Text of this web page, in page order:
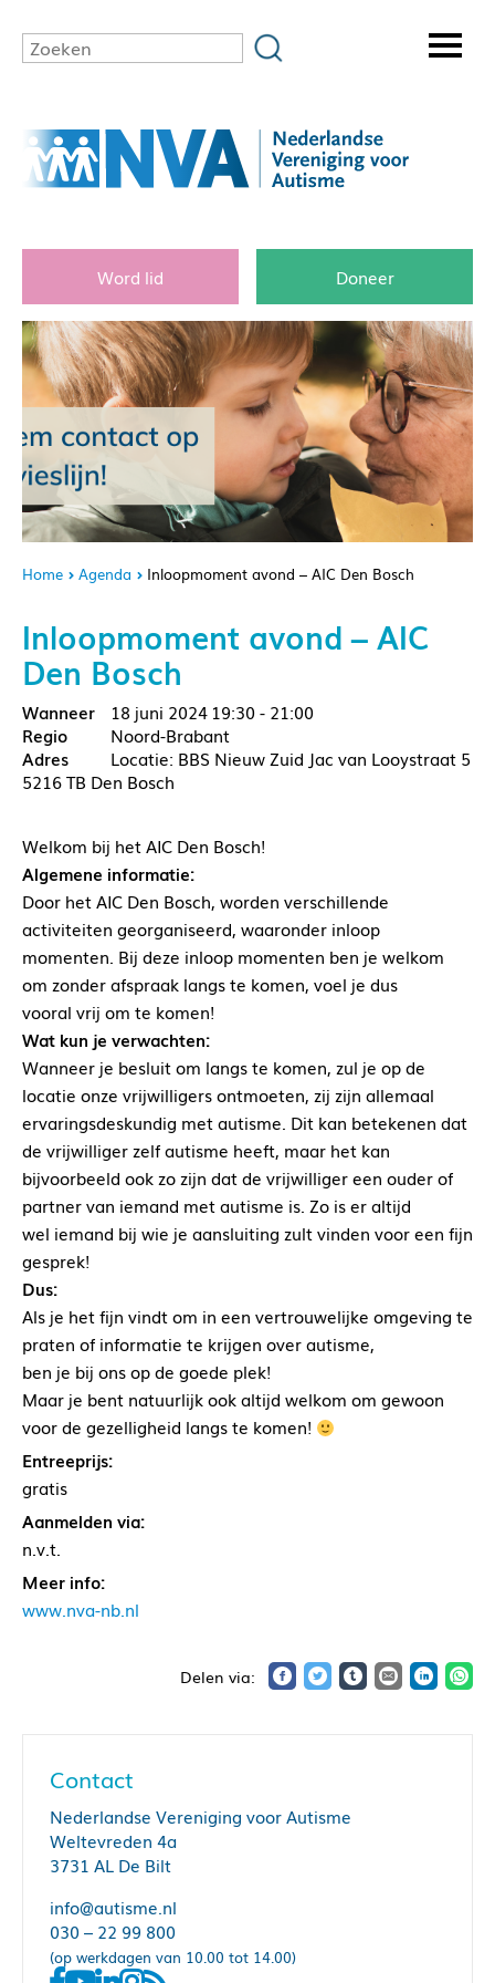
Word lid Doneer
Home Agenda Inloopmoment avond – AIC Den Bosch
Inloopmoment avond – AIC
Den Bosch
18 juni 2024 19:30 - 21:00
Noord-Brabant
Locatie: BBS Nieuw Zuid Jac van Looystraat 5
5216 TB Den Bosch
Welkom bij het AIC Den Bosch!
Algemene informatie:
Door het AIC Den Bosch, worden verschillende
activiteiten georganiseerd, waaronder inloop
momenten. Bij deze inloop momenten ben je welkom
om zonder afspraak langs te komen, voel je dus
vooral vrij om te komen!
Wat kun je verwachten:
Wanneer je besluit om langs te komen, zul je op de
locatie onze vrijwilligers ontmoeten, zij zijn allemaal
ervaringsdeskundig met autisme. Dit kan betekenen dat
de vrijwilliger zelf autisme heeft, maar het kan
bijvoorbeeld ook zo zijn dat de vrijwilliger een ouder of
partner van iemand met autisme is. Zo is er altijd
wel iemand bij wie je aansluiting zult vinden voor een fijn
gesprek!
Dus:
Als je het fijn vindt om in een vertrouwelijke omgeving te
praten of informatie te krijgen over autisme,
ben je bij ons op de goede plek!
Maar je bent natuurlijk ook altijd welkom om gewoon
voor de gezelligheid langs te komen!
Entreeprijs:
gratis
Aanmelden via:
n.v.t.
Meer info:
www.nva-nb.nl
Contact
Nederlandse Vereniging voor Autisme
Weltevreden 4a
3731 AL De Bilt
info@autisme.nl
030 – 22 99 800
(op werkdagen van 10.00 tot 14.00)